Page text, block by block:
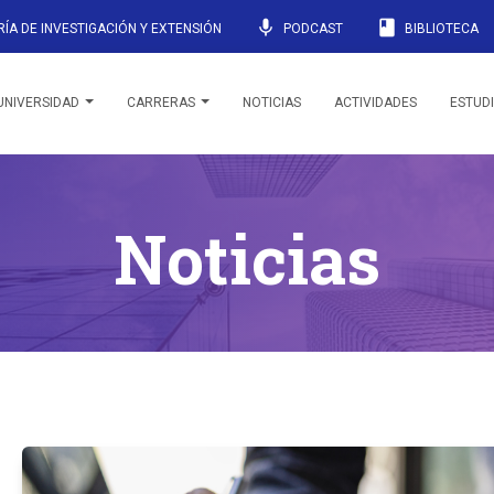
DE INVESTIGACIÓN Y EXTENSIÓN mic PODCAST book BIBLIOTECA
CARRERAS NOTICIAS ACTIVIDADES
Noticias